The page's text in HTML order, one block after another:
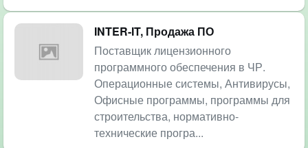
INTER-IT, Продажа ПО
Поставщик лицензионного
программного обеспечения в ЧР.
Операционные системы, Антивирусы,
Офисные программы, программы для
строительства, нормативно-
технические програ...